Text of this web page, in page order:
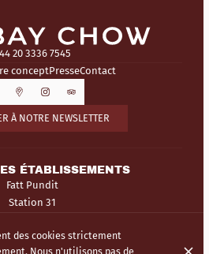
20 3336 7545
conceptPresseContact
À NOTRE NEWSLETTER
ÉTABLISSEMENTS
Fatt Pundit
Station 31
Chow 2026
des cookies strictement
Nous n'utilisons pas de